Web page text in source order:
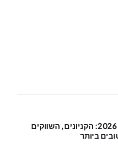
קניות בפוקט 2026: הקניונים, השווקים
ביותר